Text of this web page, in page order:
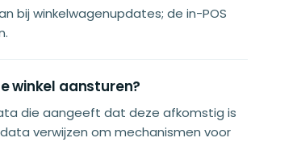
bij winkelwagenupdates; de in-POS
winkel aansturen?
die aangeeft dat deze afkomstig is
verwijzen om mechanismen voor